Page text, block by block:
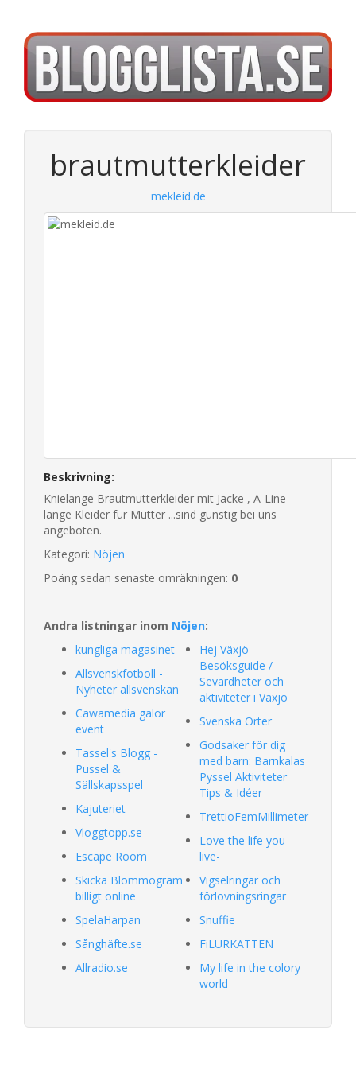
brautmutterkleider
mekleid.de
Beskrivning:
Knielange Brautmutterkleider mit Jacke , A-Line
lange Kleider für Mutter ...sind günstig bei uns
angeboten.
Kategori: Nöjen
Poäng sedan senaste omräkningen: 0
Andra listningar inom Nöjen:
kungliga magasinet
Allsvenskfotboll -
Nyheter allsvenskan
Cawamedia galor
event
Tassel's Blogg -
Pussel &
Sällskapsspel
Kajuteriet
Vloggtopp.se
Escape Room
Skicka Blommogram
billigt online
SpelaHarpan
Sånghäfte.se
Allradio.se
Hej Växjö -
Besöksguide /
Sevärdheter och
aktiviteter i Växjö
Svenska Orter
Godsaker för dig
med barn: Barnkalas
Pyssel Aktiviteter
Tips & Idéer
TrettioFemMillimeter
Love the life you
live-
Vigselringar och
förlovningsringar
Snuffie
FiLURKATTEN
My life in the colory
world